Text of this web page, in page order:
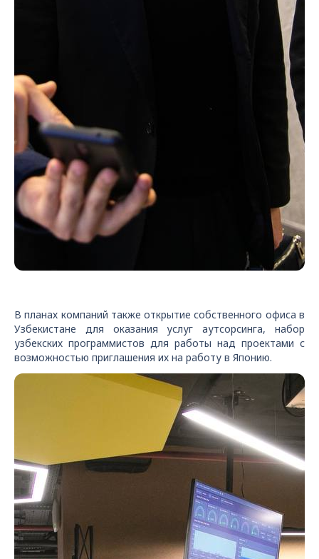
В планах компаний также открытие собственного офиса в
Узбекистане для оказания услуг аутсорсинга, набор
узбекских программистов для работы над проектами с
возможностью приглашения их на работу в Японию.